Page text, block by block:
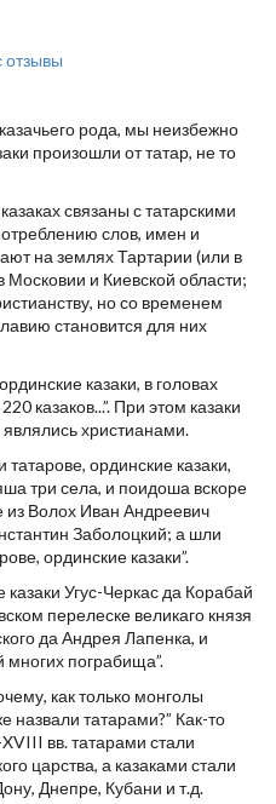
рода, мы неизбежно
произошли от татар, не то
связаны с татарскими
слов, имен и
на землях Тартарии (или в
Московии и Киевской области;
но со временем
становится для них
казаки, в головах
казаков...”. При этом казаки
христианами.
ординские казаки,
три села, и поидоша вскоре
из Волох Иван Андреевич
Заболоцкий; а шли
ординские казаки”.
Угус-Черкас да Корабай
перелеске великаго князя
да Андрея Лапенка, и
многих пограбища”.
как только монголы
назвали татарами?” Как-то
вв. татарами стали
царства, а казаками стали
Днепре, Кубани и т.д.